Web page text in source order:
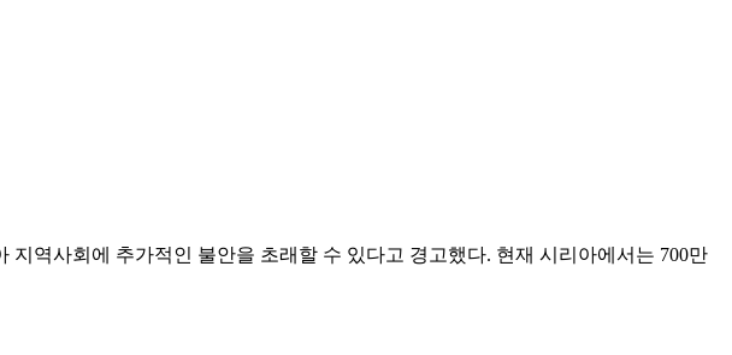
역사회에 추가적인 불안을 초래할 수 있다고 경고했다. 현재 시리아에서는 700만